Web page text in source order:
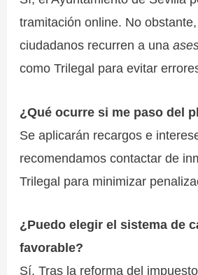
tramitación online. No
ciudadanos recurren a una
como Trilegal para evitar
¿Qué ocurre si me paso del
Se aplicarán recargos e
recomendamos contactar de
Trilegal para minimizar
¿Puedo elegir el sistema de
favorable?
Sí. Tras la reforma del